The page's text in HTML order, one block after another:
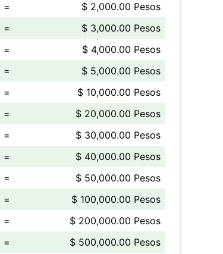
=
$ 2,000.00 Pesos
=
$ 3,000.00 Pesos
=
$ 4,000.00 Pesos
=
$ 5,000.00 Pesos
=
$ 10,000.00 Pesos
=
$ 20,000.00 Pesos
=
$ 30,000.00 Pesos
=
$ 40,000.00 Pesos
=
$ 50,000.00 Pesos
=
$ 100,000.00 Pesos
=
$ 200,000.00 Pesos
= $ 500,000.00 Pesos